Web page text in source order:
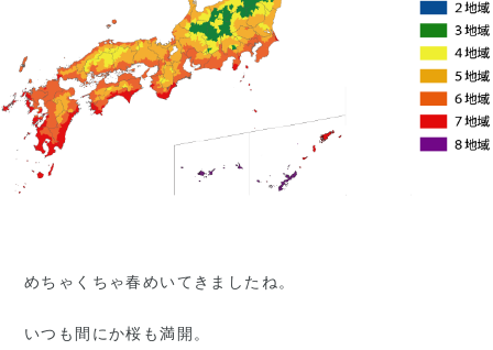
めちゃくちゃ春めいてきましたね。
いつも間にか桜も満開。